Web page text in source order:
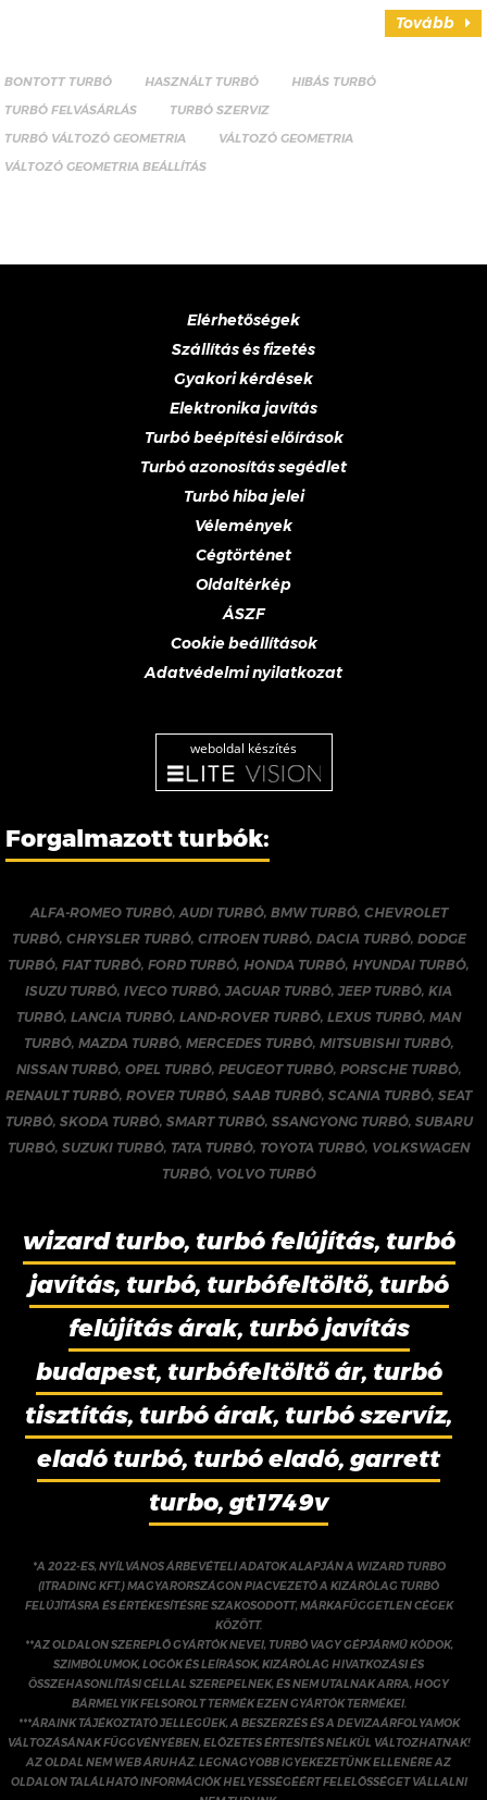
Tovább
BONTOTT TURBÓ HASZNÁLT TURBÓ
HIBÁS TURBÓ
TURBÓ FELVÁSÁRLÁS
TURBÓ SZERVIZ
TURBÓ VÁLTOZÓ GEOMETRIA
VÁLTOZÓ GEOMETRIA
VÁLTOZÓ GEOMETRIA BEÁLLÍTÁS
Elérhetőségek
Szállítás és fizetés
Gyakori kérdések
Elektronika javítás
Turbó beépítési előírások
Turbó azonosítás segédlet
Turbó hiba jelei
Vélemények
Cégtörténet
Oldaltérkép
ÁSZF
Cookie beállítások
Adatvédelmi nyilatkozat
weboldal készítés
Forgalmazott turbók:
ALFA-ROMEO TURBÓ,AUDI TURBÓ, BMW TURBÓ, CHEVROLET
TURBÓ, CHRYSLER TURBÓ, CITROEN TURBÓ, DACIA TURBÓ, DODGE
TURBÓ,FIAT TURBÓ,FORD TURBÓ, HONDA TURBÓ, HYUNDAI TURBÓ,
ISUZU TURBÓ,IVECO TURBÓ,JAGUAR TURBÓ,JEEP TURBÓ,KIA
TURBÓ,LANCIA TURBÓ,LAND-ROVER TURBÓ,LEXUS TURBÓ,MAN
TURBÓ, MAZDA TURBÓ, MERCEDES TURBÓ, MITSUBISHI TURBÓ,
NISSAN TURBÓ, OPEL TURBÓ, PEUGEOT TURBÓ, PORSCHE TURBÓ,
RENAULT TURBÓ,ROVER TURBÓ,SAAB TURBÓ,SCANIA TURBÓ,SEAT
TURBÓ, SKODA TURBÓ, SMART TURBÓ, SSANGYONG TURBÓ, SUBARU
TURBÓ,SUZUKI TURBÓ, TATA TURBÓ, TOYOTA TURBÓ, VOLKSWAGEN
TURBÓ, VOLVO TURBÓ
wizard turbo, turbó felújítás, turbó
javítás, turbó, turbófeltöltő, turbó
felújítás árak, turbó javítás
budapest, turbófeltöltő ár, turbó
tisztítás, turbó árak, turbó szervíz,
eladó turbó, turbó eladó, garrett
turbo, gt1749v
*A 2022-ES, NYÍLVÁNOS ÁRBEVÉTELI ADATOK ALAPJÁN A WIZARD TURBO
(ITRADING KFT.) MAGYARORSZÁGON PIACVEZETŐ A KIZÁRÓLAG TURBÓ
FELÚJÍTÁSRA ÉS ÉRTÉKESÍTÉSRE SZAKOSODOTT, MÁRKAFÜGGETLEN CÉGEK
KÖZÖTT.
**AZ OLDALON SZEREPLŐ GYÁRTÓK NEVEI, TURBÓ VAGY GÉPJÁRMŰ KÓDOK,
SZIMBÓLUMOK, LOGÓK ÉS LEÍRÁSOK, KIZÁRÓLAG HIVATKOZÁSI ÉS
ÖSSZEHASONLÍTÁSI CÉLLAL SZEREPELNEK, ÉS NEM UTALNAK ARRA, HOGY
BÁRMELYIK FELSOROLT TERMÉK EZEN GYÁRTÓK TERMÉKEI.
***ÁRAINK TÁJÉKOZTATÓ JELLEGŰEK, A BESZERZÉS ÉS A DEVIZAÁRFOLYAMOK
VÁLTOZÁSÁNAK FÜGGVÉNYÉBEN, ELŐZETES ÉRTESÍTÉS NÉLKÜL VÁLTOZHATNAK!
AZ OLDAL NEM WEB ÁRUHÁZ. LEGNAGYOBB IGYEKEZETÜNK ELLENÉRE AZ
OLDALON TALÁLHATÓ INFORMÁCIÓK HELYESSÉGÉÉRT FELELŐSSÉGET VÁLLALNI